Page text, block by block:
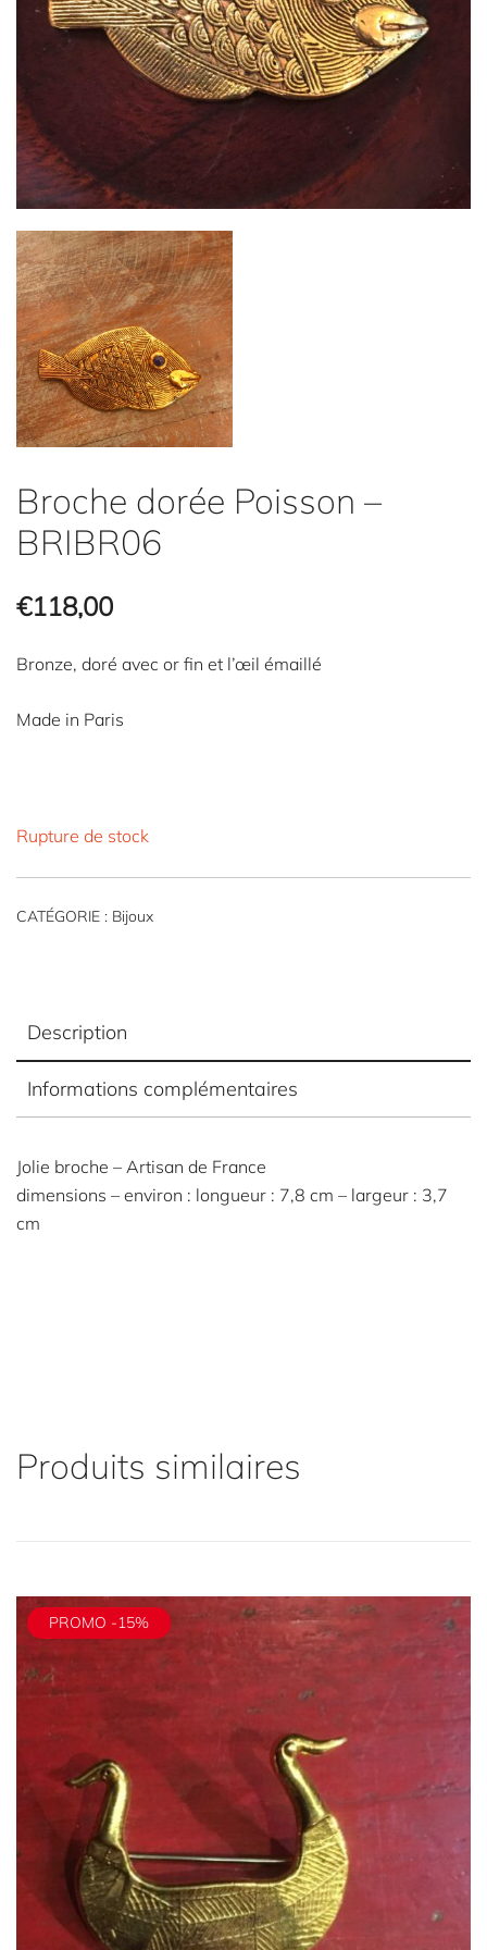
Broche dorée Poisson –
BRIBR06
€118,00
Bronze, doré avec or fin et l’œil émaillé
Made in Paris
Rupture de stock
CATÉGORIE : Bijoux
Description
Informations complémentaires
Jolie broche – Artisan de France
dimensions – environ : longueur : 7,8 cm – largeur : 3,7
cm
Produits similaires
PROMO -15%